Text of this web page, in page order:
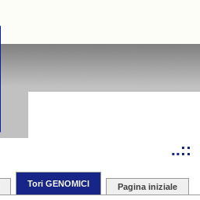
..::
Tori GENOMICI Pagina iniziale